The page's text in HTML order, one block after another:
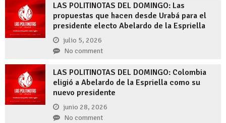
LAS POLITINOTAS DEL DOMINGO: Las
propuestas que hacen desde Urabá para el
presidente electo Abelardo de la Espriella
julio 5, 2026
No comment
LAS POLITINOTAS DEL DOMINGO: Colombia
eligió a Abelardo de la Espriella como su
nuevo presidente
junio 28, 2026
No comment